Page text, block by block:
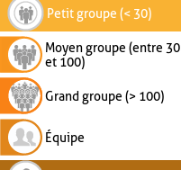
Petit groupe (< 30)
Moyen groupe (entre 30
et 100)
Grand groupe (> 100)
Équipe